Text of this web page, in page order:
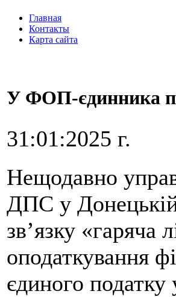
Главная
Контакты
Карта сайта
У ФОП-єдинника
31:01:2025 г.
Нещодавно
ДПС у Донецькій
зв’язку «гаряча
оподаткування
єдиного податку